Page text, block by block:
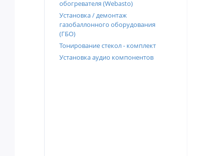
обогревателя (Webasto)
Установка / демонтаж
газобаллонного оборудования
(ГБО)
Тонирование стекол - комплект
Установка аудио компонентов